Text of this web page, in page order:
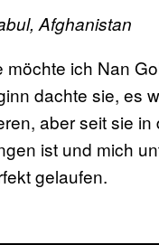
Afghanistan
möchte ich Nan
dachte sie, es
aber seit sie in
ist und mich
gelaufen.